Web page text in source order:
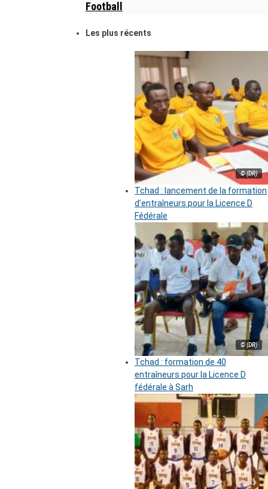
Football
Les plus récents
© (DR)
Tchad : lancement de la formation
d’entraîneurs pour la Licence D
Fédérale
© (DR)
Tchad : formation de 40
entraîneurs pour la Licence D
fédérale à Sarh